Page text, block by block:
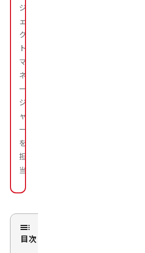
ジ
ェ
ク
ト
マ
ネ
ー
ジ
ャ
ー
を
担
当。
目次